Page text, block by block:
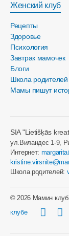
Женский клуб
Рецепты
Здоровье
Психология
Завтрак мамочек
Блоги
Школа родителей
Мамы пишут
SIA "Lietišķās
ул.Виландес 1-9,
Интернет:
Школа родителей:
© 2026 Мамин клуб
клубе